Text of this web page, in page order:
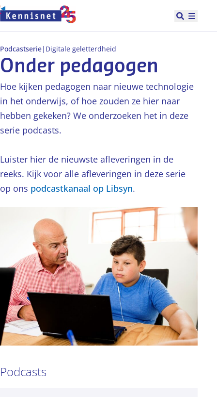
Doorgaan naar hoofdinhoud
Open
Onder pedagogen
Hoe kijken pedagogen naar nieuwe technologie
in het onderwijs, of hoe zouden ze hier naar
hebben gekeken? We onderzoeken het in deze
serie podcasts.
Luister hier de nieuwste afleveringen in de
reeks. Kijk voor alle afleveringen in deze serie
op ons podcastkanaal op Libsyn.
Podcastserie| Digitale geletterdheid
Podcasts